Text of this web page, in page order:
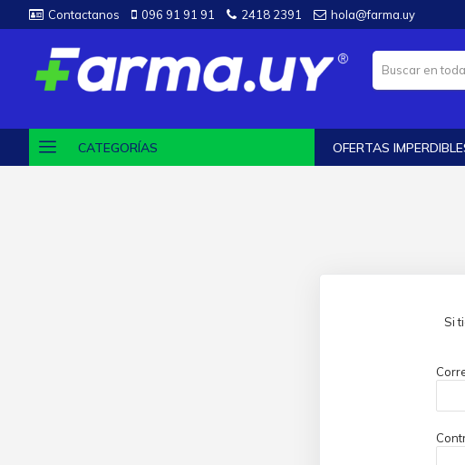
Contactanos 096 91 91 91 2418 2391 hola@farma.uy
CATEGORÍAS OFERTAS
Si